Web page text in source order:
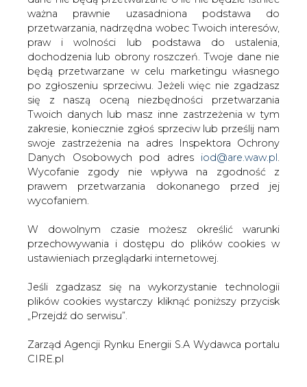
ważna prawnie uzasadniona podstawa do
przetwarzania, nadrzędna wobec Twoich interesów,
praw i wolności lub podstawa do ustalenia,
dochodzenia lub obrony roszczeń. Twoje dane nie
będą przetwarzane w celu marketingu własnego
po zgłoszeniu sprzeciwu. Jeżeli więc nie zgadzasz
się z naszą oceną niezbędności przetwarzania
Twoich danych lub masz inne zastrzeżenia w tym
zakresie, koniecznie zgłoś sprzeciw lub prześlij nam
swoje zastrzeżenia na adres Inspektora Ochrony
Danych Osobowych pod adres iod@are.waw.pl
Wycofanie zgody nie wpływa na zgodność z
prawem przetwarzania dokonanego przed jej
wycofaniem.
W dowolnym czasie możesz określić warunki
przechowywania i dostępu do plików cookies w
ustawieniach przeglądarki internetowej.
Jeśli zgadzasz się na wykorzystanie technologii
plików cookies wystarczy kliknąć poniższy przycisk
„Przejdź do serwisu”.
Zarząd Agencji Rynku Energii S.A Wydawca portalu
CIRE.pl
Europejskiej doprowadzi do obniżenia
rosnących od początku tego roku cen
uprawnień do emisji CO2. Jeżeli
uprawnienia nie stanieją, resort rozważy
rekompensaty dla odbiorców
indywidualnych.
"Zakładam, że Komisja Europejska w tę tematykę
wkroczy. Stąd w tej chwili trudno wypowiedzieć się o
wielkości ewentualnych zwyżek cen energii, bo mam
nadzieję, że działania KE spowodują, że ceny uprawnień
do emisji ulegną obniżeniu" - powiedział minister,
odpowiadając na pytania posłów podczas czwartkowej
debaty budżetowej w Sejmie.
przekładająca się także na finalne ceny energii
elektrycznej, wzrosła z ok. 5 euro za tonę na początku
tego roku do maksymalnie 25,7 euro. W czwartek było to
przedstawiciele innych państw zwracali się w tej sprawie
do Komisji Europejskiej. Ocenił, że "tego typu
gwałtowne, aż takie zwyżki cen energii (w związku ze
mieć miejsca".